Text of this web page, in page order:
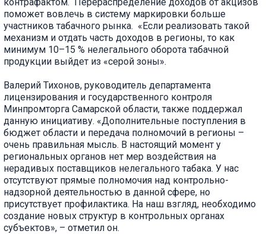
поможет вовлечь в систему маркировки больше
участников табачного рынка. «Если реализовать такой
механизм и отдать часть доходов в регионы, то как
минимум 10–15 % нелегального оборота табачной
продукции выйдет из «серой зоны».
Валерий Тихонов, руководитель департамента
лицензирования и государственного контроля
Минпромторга Самарской области, также поддержал
данную инициативу. «Дополнительные поступления в
бюджет области и передача полномочий в регионы –
очень правильная мысль. В настоящий момент у
региональных органов нет мер воздействия на
нерадивых поставщиков нелегального табака. У нас
отсутствуют прямые полномочия над контрольно-
надзорной деятельностью в данной сфере, но
присутствует профилактика. На наш взгляд, необходимо
создание новых структур в контрольных органах
субъектов», – отметил он.